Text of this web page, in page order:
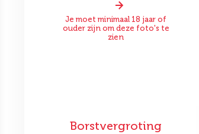
Je moet minimaal 18 jaar of
ouder zijn om deze foto's te
zien
Voor Na
Borstvergroting